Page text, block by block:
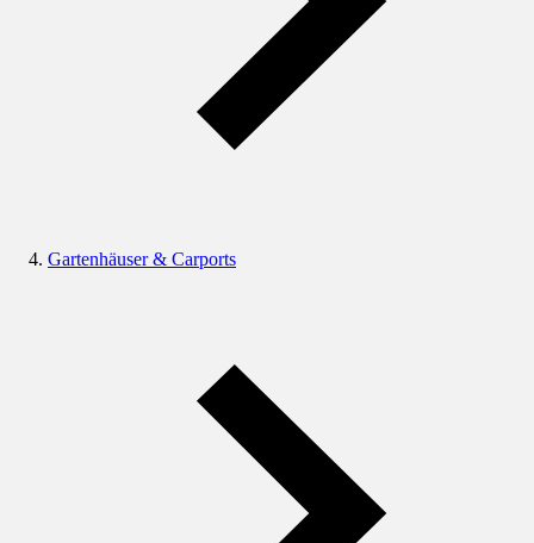
Gartenhäuser & Carports